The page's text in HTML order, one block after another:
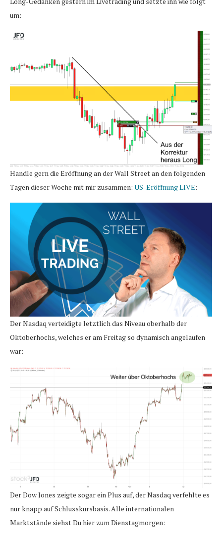
um:
Handle gern die Eröffnung an der Wall Street an den folgenden
Tagen dieser Woche mit mir zusammen: US-Eröffnung LIVE:
Der Nasdaq verteidigte letztlich das Niveau oberhalb der
Oktoberhochs, welches er am Freitag so dynamisch angelaufen
war:
Der Dow Jones zeigte sogar ein Plus auf, der Nasdaq verfehlte es
nur knapp auf Schlusskursbasis. Alle internationalen
Marktstände siehst Du hier zum Dienstagmorgen: